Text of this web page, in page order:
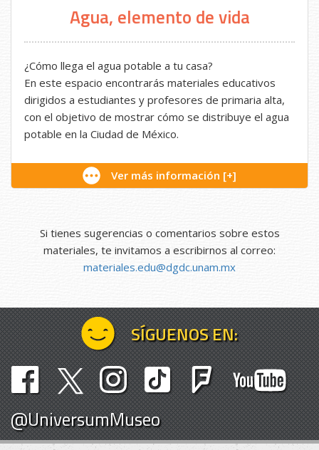
Agua, elemento de vida
¿Cómo llega el agua potable a tu casa?
En este espacio encontrarás materiales educativos
dirigidos a estudiantes y profesores de primaria alta,
con el objetivo de mostrar cómo se distribuye el agua
potable en la Ciudad de México.
Ver más información [+]
Si tienes sugerencias o comentarios sobre estos
materiales, te invitamos a escribirnos al correo:
materiales.edu@dgdc.unam.mx
SÍGUENOS EN:
@UniversumMuseo